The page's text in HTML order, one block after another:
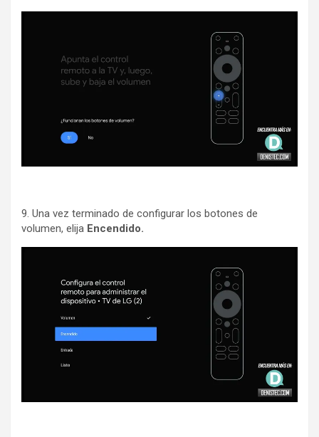
9. Una vez terminado de configurar los botones de
volumen, elija Encendido.